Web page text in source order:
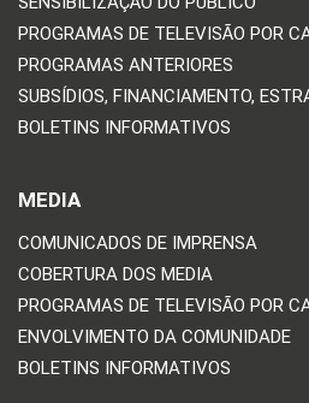
PROGRAMAS DE TELEVISÃO POR
PROGRAMAS ANTERIORES
SUBSÍDIOS, FINANCIAMENTO,
BOLETINS INFORMATIVOS
MEDIA
COMUNICADOS DE IMPRENSA
COBERTURA DOS MEDIA
PROGRAMAS DE TELEVISÃO POR
ENVOLVIMENTO DA COMUNIDADE
BOLETINS INFORMATIVOS